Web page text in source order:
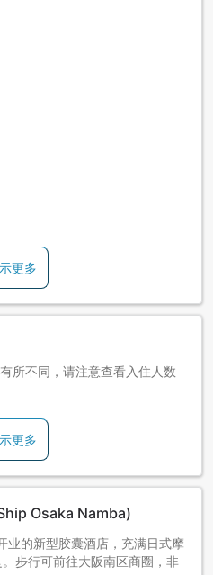
更多
所不同，请注意查看入住人数
更多
Osaka Namba)
的新型胶囊酒店，充满日式摩
步行可前往大阪南区商圈，非